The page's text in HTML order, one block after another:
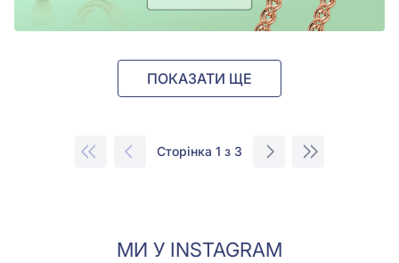
ПОКАЗАТИ ЩЕ
Сторінка 1 з 3
МИ У INSTAGRAM